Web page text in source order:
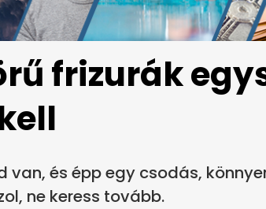
frizurák
van, és épp egy csodás,
ne keress tovább.